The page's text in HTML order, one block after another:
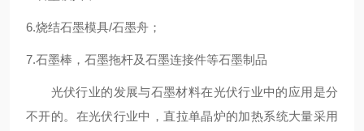
6.烧结石墨模具/石墨舟；
7.石墨棒，石墨拖杆及石墨连接件等石墨制品
光伏行业的发展与石墨材料在光伏行业中的应用是分
不开的。在光伏行业中，直拉单晶炉的加热系统大量采用